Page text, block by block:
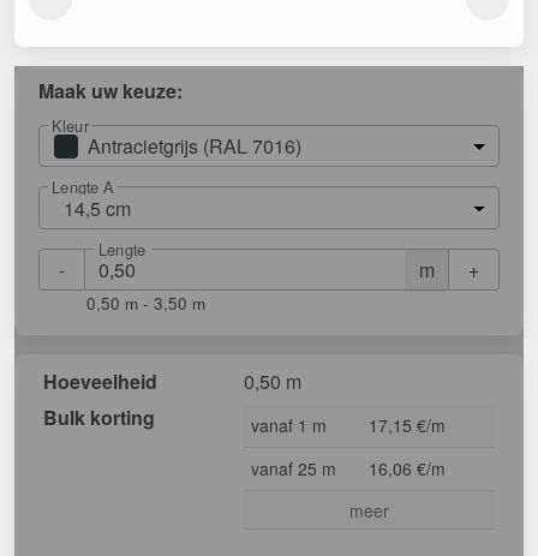
Maak uw keuze:
Kleur
Antracietgrijs (RAL 7016)
Lengte A
14,5 cm
- m
Lengte
+
0,50 m - 3,50 m
Hoeveelheid
0,50 m
Bulk korting
vanaf 1 m
17,15 €/m
vanaf 25 m
16,06 €/m
meer